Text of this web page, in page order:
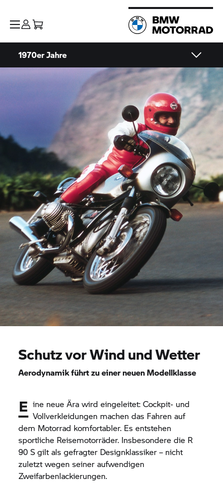
1970er Jahre
Schutz vor Wind und Wetter
Aerodynamik führt zu einer neuen Modellklasse
E ine neue Ära wird eingeleitet: Cockpit- und
Vollverkleidungen machen das Fahren auf
dem Motorrad komfortabler. Es entstehen
sportliche Reisemotorräder. Insbesondere die R
90 S gilt als gefragter Designklassiker – nicht
zuletzt wegen seiner aufwendigen
Zweifarbenlackierungen.